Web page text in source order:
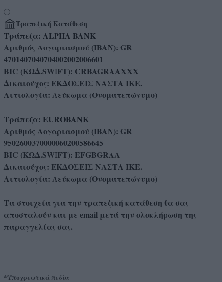
Τραπεζική Κατάθεση
Τράπεζα: ALPHA BANK
Αριθμός Λογαριασμού (IBAN): GR
4701407040704002002006601
BIC (ΚΩΔ.SWIFT): CRBAGRAAXXX
Δικαιούχος: ΕΚΔΟΣΕΙΣ ΝΑΣΤΑ ΙΚΕ.
Αιτιολογία: Λεύκωμα (Ονοματεπώνυμο)
Τράπεζα: EUROBANK
Αριθμός Λογαριασμού (IBAN): GR
9502600370000060200586645
BIC (ΚΩΔ.SWIFT): EFGBGRAA
Δικαιούχος: ΕΚΔΟΣΕΙΣ ΝΑΣΤΑ ΙΚΕ.
Αιτιολογία: Λεύκωμα (Ονοματεπώνυμο)
Τα στοιχεία για την τραπεζική κατάθεση θα σας
αποσταλούν και με email μετά την ολοκλήρωση της
παραγγελίας σας.
*Υποχρεωτικά πεδία